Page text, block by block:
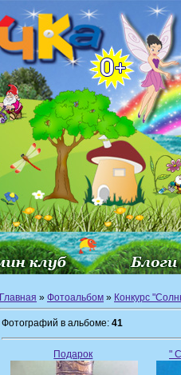
Главная » Фотоальбом » Конкурс
Фотографий в альбоме: 41
Подарок "